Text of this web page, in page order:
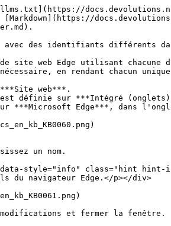
des identifiants différents dans
site web Edge utilisant
en rendant chacun
web***.
définie sur ***Intégré
***Microsoft Edge***, dans
un nom.
du navigateur Edge.</p></div>
et fermer la fenêtre.